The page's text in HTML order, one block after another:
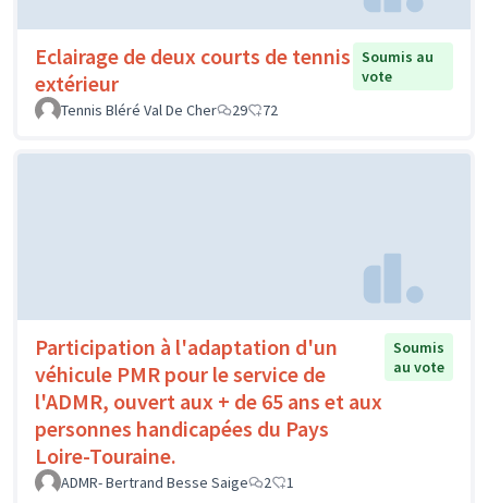
Eclairage de deux courts de tennis
extérieur
Soumis au
vote
Tennis Bléré Val De Cher
29 72
Participation à l'adaptation d'un
véhicule PMR pour le service de
l'ADMR, ouvert aux + de 65 ans et aux
personnes handicapées du Pays
Loire-Touraine.
Soumis
au vote
ADMR- Bertrand Besse Saige 2 1